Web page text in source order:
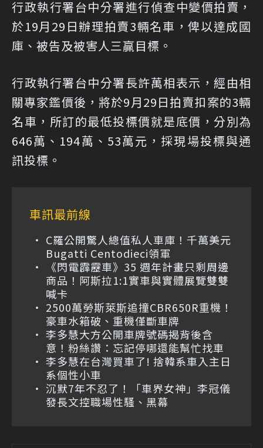
行政執行署台中分署進行偵查中變價拍賣，
於19月29日辦理拍賣3輛名車，俾以達成國
庫、被告及被害人三贏目標。
行政執行署台中分署長許萬相表示，經由相
關專家鑑價後，將於9月29日拍賣扣案的3輛
名車，所訂的最低投標價就是底價，分別為
646萬、194萬、53萬元，採現場投標與通
訊投標。
車訊最前線
C羅公開驚人總值私人車庫！千萬美元
Bugatti Centodieci領軍
《閃電霹靂車》35 週年計畫只剩周邊
商品！阿斯拉1:1實車與實體展覽雙雙
喊卡
2500萬勞斯萊斯追撞CBR650R重機！
豪車水箱破、重機僅斷車牌
李多慧大方公開車牌號碼揭背後含
意！粉絲讚：忘記停哪還能幫忙找車
李多慧在台灣買車了! 捨韓系車入主日
系個性小車
沉默7年不忍了！「車界女神」李冠儀
發長文控職場性騷、黑幕